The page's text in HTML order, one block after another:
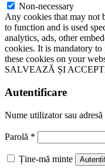
Non-necessary
Any cookies that may not
to function and is used
analytics, ads, other
cookies. It is mandatory
these cookies on your
SALVEAZĂ ȘI
Autentificare
Nume utilizator sau adresă
Parolă *
Ține-mă minte